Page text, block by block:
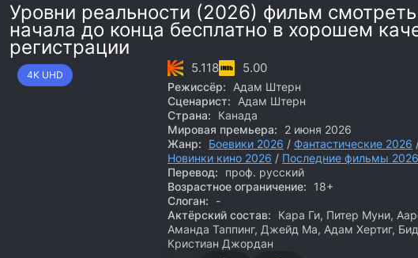
Уровни реальности (2026) фильм
начала до конца бесплатно в хорошем
регистрации
4K UHD 5.118 5.00
Режиссёр:
Адам Штерн
Сценарист:
Адам Штерн
Страна:
Канада
Мировая премьера:
2 июня 2026
Жанр:
Боевики 2026 / Фантастические 2026
Новинки кино 2026 / Последние фильмы 2026
Перевод:
проф. русский
Возрастное ограничение:
18+
Слоган:
-
Актёрский состав:
Кара Ги, Питер Муни,
Аманда Таппинг, Джейд Ма, Адам Хертиг,
Кристиан Джордан